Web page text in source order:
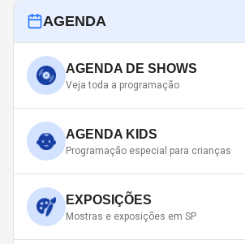
AGENDA
AGENDA DE SHOWS
Veja toda a programação
AGENDA KIDS
Programação especial para crianças
EXPOSIÇÕES
Mostras e exposições em SP